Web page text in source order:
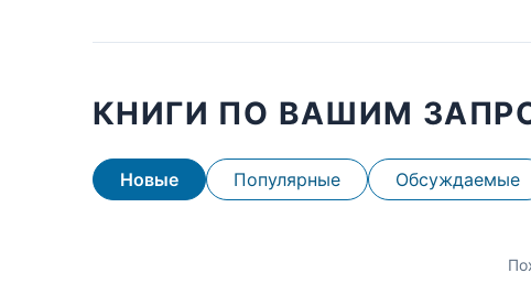
КНИГИ ПО ВАШИМ
Новые Популярные Обсуждаемые